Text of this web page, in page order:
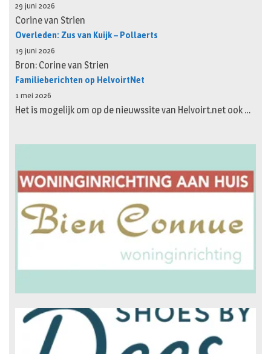
29 juni 2026
Corine van Strien
Overleden: Zus van Kuijk – Pollaerts
19 juni 2026
Bron: Corine van Strien
Familieberichten op HelvoirtNet
1 mei 2026
Het is mogelijk om op de nieuwssite van Helvoirt.net ook …